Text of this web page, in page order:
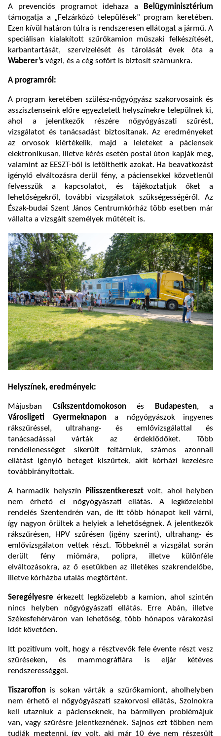
A prevenciós programot idehaza a
Belügyminisztérium
támogatja a „Felzárkózó települések” program keretében.
Ezen kívül határon túlra is rendszeresen ellátogat a jármű. A
speciálisan kialakított szűrőkamion műszaki felkészítését,
karbantartását, szervizelését és tárolását évek óta a
Waberer’s végzi, és a cég sofőrt is biztosít számunkra.
A programról:
A program keretében szülész-nőgyógyász szakorvosaink és
asszisztenseink előre egyeztetett helyszínekre települnek ki,
ahol a jelentkezők részére nőgyógyászati szűrést,
vizsgálatot és tanácsadást biztosítanak. Az eredményeket
az orvosok kiértékelik, majd a leleteket a páciensek
elektronikusan, illetve kérés esetén postai úton kapják meg,
valamint az EESZT-ből is letölthetik azokat. Ha beavatkozást
igénylő elváltozásra derül fény, a páciensekkel közvetlenül
felvesszük a kapcsolatot, és tájékoztatjuk őket a
lehetőségekről, további vizsgálatok szükségességéről. Az
Észak-budai Szent János Centrumkórház több esetben már
vállalta a vizsgált személyek műtéteit is.
Helyszínek, eredmények:
Májusban Csíkszentdomokoson és Budapesten, a
Városligeti Gyermeknapona nőgyógyászok ingyenes
rákszűréssel, ultrahang- és emlővizsgálattal és
tanácsadással várták az érdeklődőket. Több
rendellenességet sikerült feltárniuk, számos azonnali
ellátást igénylő beteget kiszűrtek, akit kórházi kezelésre
továbbirányítottak.
A harmadik helyszín Pilisszentkereszt volt, ahol helyben
nem érhető el nőgyógyászati ellátás. A legközelebbi
rendelés Szentendrén van, de itt több hónapot kell várni,
így nagyon örültek a helyiek a lehetőségnek.A jelentkezők
rákszűrésen, HPV szűrésen (igény szerint), ultrahang- és
emlővizsgálaton vettek részt. Többeknél a vizsgálat során
derült fény miómára, polipra, illetve különféle
elváltozásokra, az ő esetükben az illetékes szakrendelőbe,
illetve kórházba utalás megtörtént.
Seregélyesre érkezett legközelebb a kamion, ahol szintén
nincs helyben nőgyógyászati ellátás. Erre Abán, illetve
Székesfehérváron van lehetőség, több hónapos várakozási
időt követően.
Itt pozitívum volt, hogy a résztvevők fele évente részt vesz
szűréseken, és mammográfiára is eljár kétéves
rendszerességgel.
Tiszaroffon is sokan várták a szűrőkamiont, aholhelyben
nem érhető el nőgyógyászati szakorvosi ellátás, Szolnokra
kell utazniuk a pácienseknek, ha bármilyen problémájuk
van, vagy szűrésre jelentkeznének. Sajnos ezt többen nem
tudják megtenni, így volt, aki már 10 éve nem részesült